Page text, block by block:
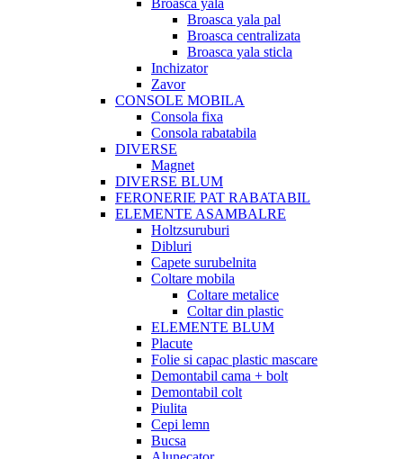
Broasca yala
Broasca yala pal
Broasca centralizata
Broasca yala sticla
Inchizator
Zavor
CONSOLE MOBILA
Consola fixa
Consola rabatabila
DIVERSE
Magnet
DIVERSE BLUM
FERONERIE PAT RABATABIL
ELEMENTE ASAMBALRE
Holtzsuruburi
Dibluri
Capete surubelnita
Coltare mobila
Coltare metalice
Coltar din plastic
ELEMENTE BLUM
Placute
Folie si capac plastic mascare
Demontabil cama + bolt
Demontabil colt
Piulita
Cepi lemn
Bucsa